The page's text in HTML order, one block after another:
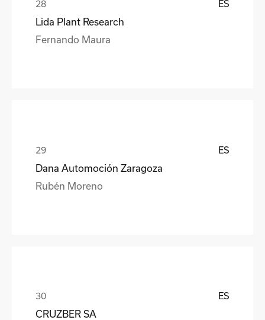
ES
Lida Plant Research
Fernando Maura
ES
Dana Automoción Zaragoza
Rubén Moreno
ES
CRUZBER SA